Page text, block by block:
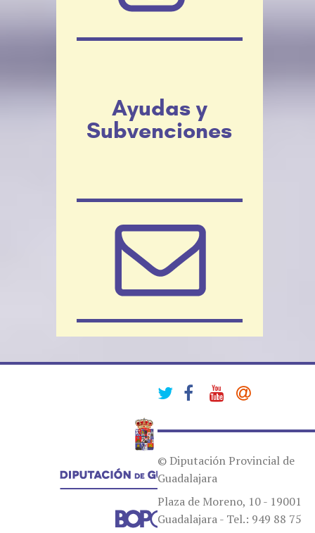
Ayudas y
Subvenciones
© Diputación Provincial de
Guadalajara
Plaza de Moreno, 10 - 19001
Guadalajara - Tel.: 949 88 75